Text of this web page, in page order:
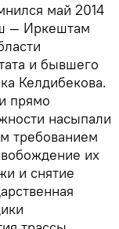
май 2014
— Иркештам
и бывшего
Келдибекова.
прямо
насыпали
требованием
их
и снятие